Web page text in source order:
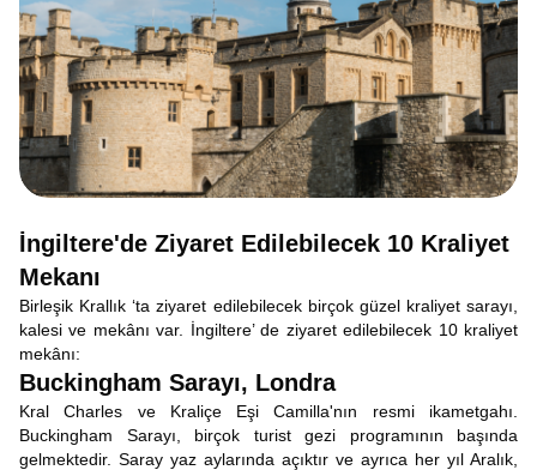
İngiltere'de Ziyaret Edilebilecek 10 Kraliyet
Mekanı
Birleşik Krallık ‘ta ziyaret edilebilecek birçok güzel kraliyet sarayı,
kalesi ve mekânı var. İngiltere’ de ziyaret edilebilecek 10 kraliyet
mekânı:
Buckingham Sarayı, Londra
Kral Charles ve Kraliçe Eşi Camilla'nın resmi ikametgahı.
Buckingham Sarayı, birçok turist gezi programının başında
gelmektedir. Saray yaz aylarında açıktır ve ayrıca her yıl Aralık,